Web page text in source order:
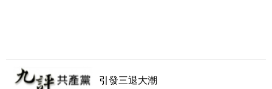
引發三退大潮